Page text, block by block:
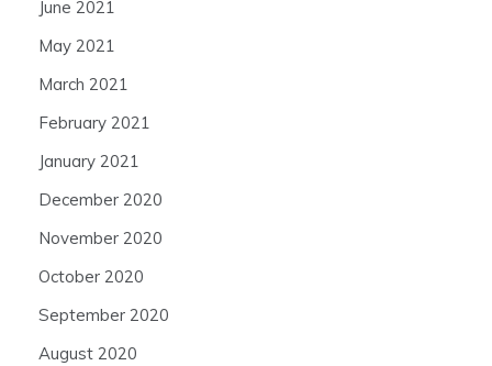
June 2021
May 2021
March 2021
February 2021
January 2021
December 2020
November 2020
October 2020
September 2020
August 2020